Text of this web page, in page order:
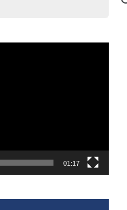
01:17